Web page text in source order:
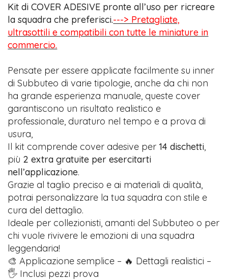
Kit di COVER ADESIVE pronte all’uso per ricreare
la squadra che preferisci.---> Pretagliate,
ultrasottili e compatibili con tutte le miniature in
commercio.
Pensate per essere applicate facilmente su inner
di Subbuteo di varie tipologie, anche da chi non
ha grande esperienza manuale, queste cover
garantiscono un risultato realistico e
professionale, duraturo nel tempo e a prova di
usura,
Il kit comprende cover adesive per14 dischetti,
più 2 extra gratuite per esercitarti
nell’applicazione.
Grazie al taglio preciso e ai materiali di qualità,
potrai personalizzare la tua squadra con stile e
cura del dettaglio.
Ideale per collezionisti, amanti del Subbuteo o per
chi vuole rivivere le emozioni di una squadra
leggendaria!
🎨 Applicazione semplice – 🔥 Dettagli realistici –
🖐️ Inclusi pezzi prova